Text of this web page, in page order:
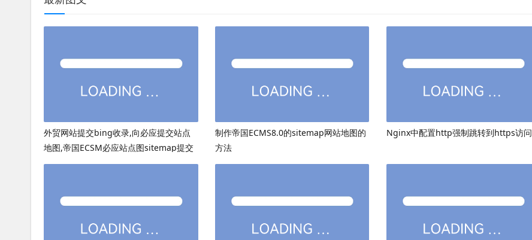
外贸网站提交bing收录,向必应提交站点
地图,帝国ECSM必应站点图sitemap提交
制作帝国ECMS8.0的sitemap网站地图的
方法
Nginx中配置http强制跳转到https访问